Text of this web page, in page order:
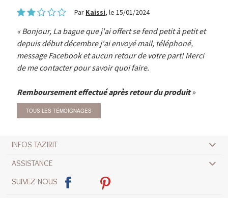
Par Kaissi, le 15/01/2024
Bonjour, La bague que j'ai offert se fend petit à petit et
depuis début décembre j'ai envoyé mail, téléphoné,
message Facebook et aucun retour de votre part! Merci
de me contacter pour savoir quoi faire.
Remboursement effectué après retour du produit
TOUS LES TÉMOIGNAGES
INFOS TAZIRIT
ASSISTANCE
SUIVEZ-NOUS